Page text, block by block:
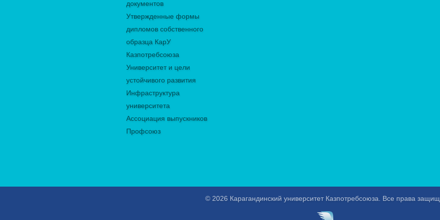
документов
Утвержденные формы
дипломов собственного
образца КарУ
Казпотребсоюза
Университет и цели
устойчивого развития
Инфраструктура
университета
Ассоциация выпускников
Профсоюз
© 2026 Карагандинский университет Казпотребсоюза. Все права